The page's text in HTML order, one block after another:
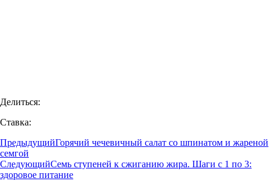
Делиться:
Ставка:
ПредыдущийГорячий чечевичный салат со шпинатом и жареной
семгой
СледующийСемь ступеней к сжиганию жира. Шаги с 1 по 3:
здоровое питание